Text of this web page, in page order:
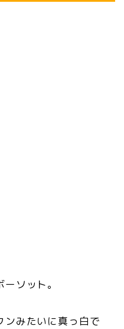
ソット。
ンみたいに真っ白で